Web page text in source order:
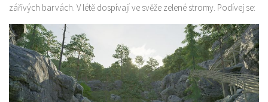
zářivých barvách. V létě dospívají ve svěže zelené stromy. Podívej se: